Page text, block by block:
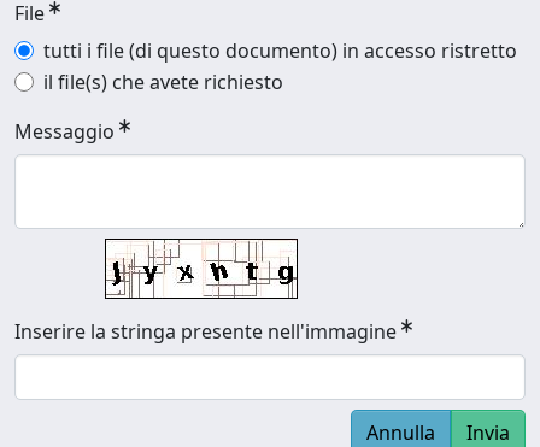
File
tutti i file (di questo documento) in accesso ristretto
il file(s) che avete richiesto
Messaggio
Inserire la stringa presente nell'immagine
Annulla Invia